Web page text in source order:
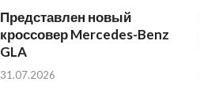
Представлен новый
кроссовер Mercedes-Benz
GLA
31.07.2026